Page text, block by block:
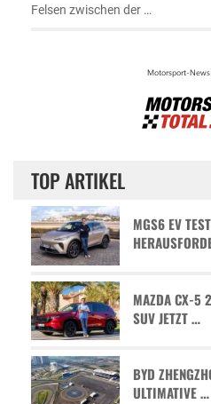
Felsen zwischen der …
TOP ARTIKEL
MGS6 EV
MAZDA CX-5
SUV JETZT …
BYD
ULTIMATIVE …